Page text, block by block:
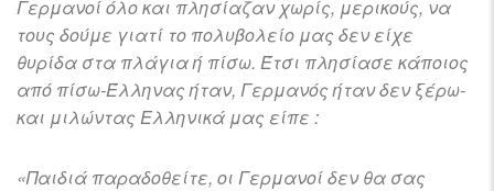
Γερμανοί όλο και πλησίαζαν χωρίς, μερικούς, να
τους δούμε γιατί το πολυβολείο μας δεν είχε
θυρίδα στα πλάγια ή πίσω. Έτσι πλησίασε κάποιος
από πίσω-Έλληνας ήταν, Γερμανός ήταν δεν ξέρω-
και μιλώντας Ελληνικά μας είπε :
«Παιδιά παραδοθείτε, οι Γερμανοί δεν θα σας